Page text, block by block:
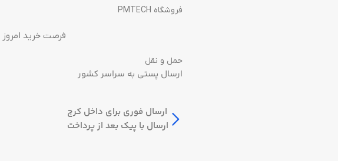
فروشگاه PMTECH
فرصت خرید امروز
حمل و نقل
ارسال پستی به سراسر کشور
ارسال فوری برای داخل کرج
ارسال با پیک بعد از پرداخت